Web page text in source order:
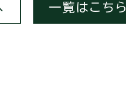
一覧はこちら